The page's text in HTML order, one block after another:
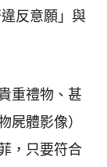
反意願」與
重禮物、甚
屍體影像）
，只要符合